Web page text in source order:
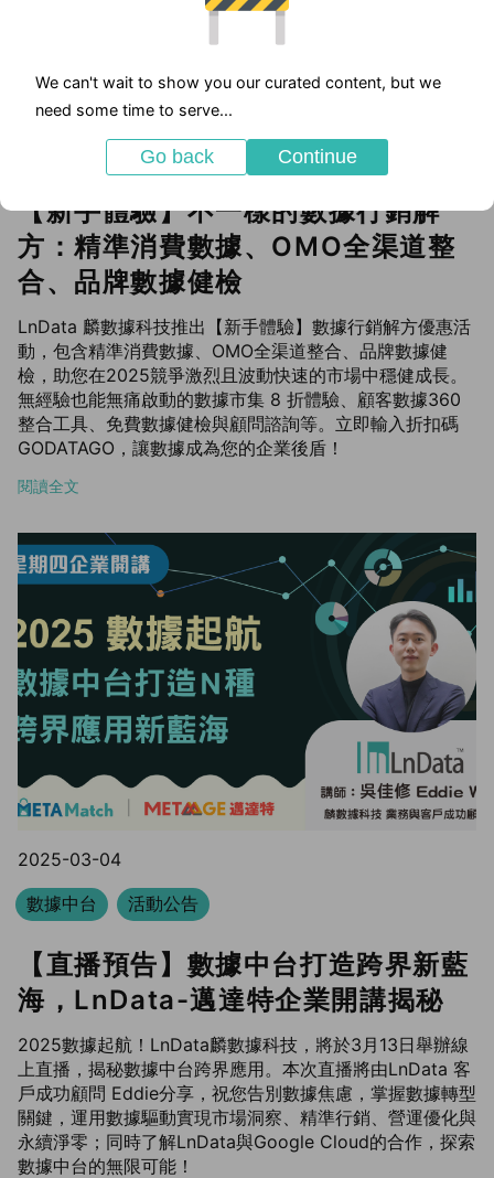
2025-05-23
【新手體驗】不一樣的數據行銷解
方：精準消費數據、OMO全渠道整
合、品牌數據健檢
LnData 麟數據科技推出【新手體驗】數據行銷解方優惠活
動，包含精準消費數據、OMO全渠道整合、品牌數據健
檢，助您在2025競爭激烈且波動快速的市場中穩健成長。
無經驗也能無痛啟動的數據市集 8 折體驗、顧客數據360
整合工具、免費數據健檢與顧問諮詢等。立即輸入折扣碼
GODATAGO，讓數據成為您的企業後盾！
閱讀全文
2025-03-04
數據中台
活動公告
【直播預告】數據中台打造跨界新藍
海，LnData-邁達特企業開講揭秘
2025數據起航！LnData麟數據科技，將於3月13日舉辦線
上直播，揭秘數據中台跨界應用。本次直播將由LnData 客
戶成功顧問 Eddie分享，祝您告別數據焦慮，掌握數據轉型
關鍵，運用數據驅動實現市場洞察、精準行銷、營運優化與
永續淨零；同時了解LnData與Google Cloud的合作，探索
數據中台的無限可能！
We can't wait to show you our curated content, but we
need some time to serve...
Go back Continue